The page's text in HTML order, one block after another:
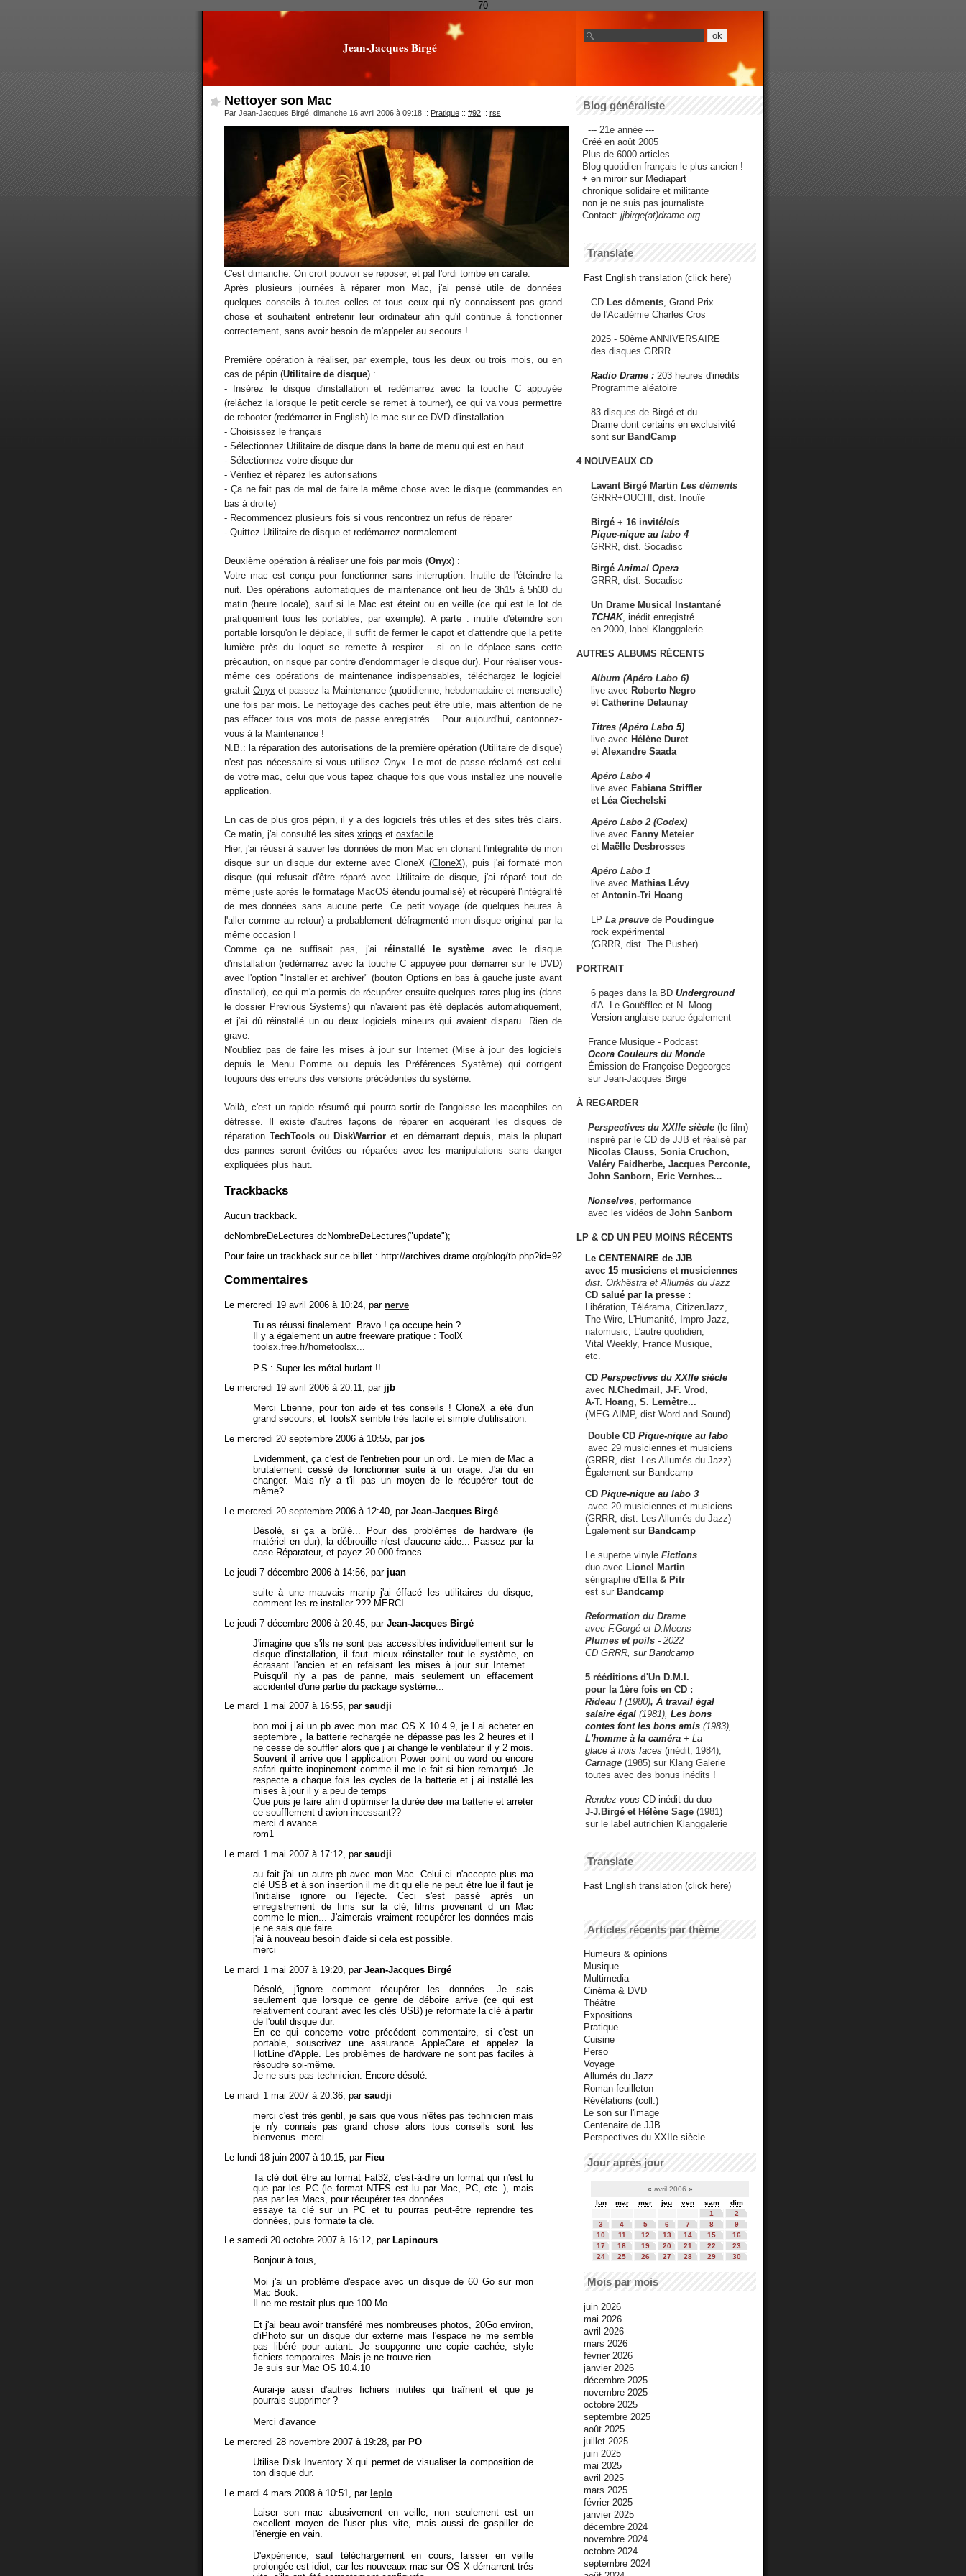
70
Jean-Jacques Birgé
Nettoyer son Mac
Par Jean-Jacques Birgé, dimanche 16 avril 2006 à 09:18 :: Pratique :: #92 :: rss
C'est dimanche. On croit pouvoir se reposer, et paf l'ordi tombe en carafe.
Après plusieurs journées à réparer mon Mac, j'ai pensé utile de données
quelques conseils à toutes celles et tous ceux qui n'y connaissent pas grand
chose et souhaitent entretenir leur ordinateur afin qu'il continue à fonctionner
correctement, sans avoir besoin de m'appeler au secours !
Première opération à réaliser, par exemple, tous les deux ou trois mois, ou en
cas de pépin (Utilitaire de disque) :
- Insérez le disque d'installation et redémarrez avec la touche C appuyée
(relâchez la lorsque le petit cercle se remet à tourner), ce qui va vous permettre
de rebooter (redémarrer in English) le mac sur ce DVD d'installation
- Choisissez le français
- Sélectionnez Utilitaire de disque dans la barre de menu qui est en haut
- Sélectionnez votre disque dur
- Vérifiez et réparez les autorisations
- Ça ne fait pas de mal de faire la même chose avec le disque (commandes en
bas à droite)
- Recommencez plusieurs fois si vous rencontrez un refus de réparer
- Quittez Utilitaire de disque et redémarrez normalement
Deuxième opération à réaliser une fois par mois (Onyx) :
Votre mac est conçu pour fonctionner sans interruption. Inutile de l'éteindre la
nuit. Des opérations automatiques de maintenance ont lieu de 3h15 à 5h30 du
matin (heure locale), sauf si le Mac est éteint ou en veille (ce qui est le lot de
pratiquement tous les portables, par exemple). A parte : inutile d'éteindre son
portable lorsqu'on le déplace, il suffit de fermer le capot et d'attendre que la petite
lumière près du loquet se remette à respirer - si on le déplace sans cette
précaution, on risque par contre d'endommager le disque dur). Pour réaliser vous-
même ces opérations de maintenance indispensables, téléchargez le logiciel
gratuitOnyx et passez la Maintenance (quotidienne, hebdomadaire et mensuelle)
une fois par mois. Le nettoyage des caches peut être utile, mais attention de ne
pas effacer tous vos mots de passe enregistrés... Pour aujourd'hui, cantonnez-
vous à la Maintenance !
N.B.: la réparation des autorisations de la première opération (Utilitaire de disque)
n'est pas nécessaire si vous utilisez Onyx. Le mot de passe réclamé est celui
de votre mac, celui que vous tapez chaque fois que vous installez une nouvelle
application.
En cas de plus gros pépin, il y a des logiciels très utiles et des sites très clairs.
Ce matin, j'ai consulté les sites xrings et osxfacile
Hier, j'ai réussi à sauver les données de mon Mac en clonant l'intégralité de mon
disque sur un disque dur externe avec CloneX (CloneX), puis j'ai formaté mon
disque (qui refusait d'être réparé avec Utilitaire de disque, j'ai réparé tout de
même juste après le formatage MacOS étendu journalisé) et récupéré l'intégralité
de mes données sans aucune perte. Ce petit voyage (de quelques heures à
l'aller comme au retour) a probablement défragmenté mon disque original par la
même occasion !
Comme ça ne suffisait pas, j'airéinstallé le système avec le disque
d'installation (redémarrez avec la touche C appuyée pour démarrer sur le DVD)
avec l'option "Installer et archiver" (bouton Options en bas à gauche juste avant
d'installer), ce qui m'a permis de récupérer ensuite quelques rares plug-ins (dans
le dossier Previous Systems) qui n'avaient pas été déplacés automatiquement,
et j'ai dû réinstallé un ou deux logiciels mineurs qui avaient disparu. Rien de
grave.
N'oubliez pas de faire les mises à jour sur Internet (Mise à jour des logiciels
depuis le Menu Pomme ou depuis les Préférences Système) qui corrigent
toujours des erreurs des versions précédentes du système.
Voilà, c'est un rapide résumé qui pourra sortir de l'angoisse les macophiles en
détresse. Il existe d'autres façons de réparer en acquérant les disques de
réparationTechTools ou DiskWarrior et en démarrant depuis, mais la plupart
des pannes seront évitées ou réparées avec les manipulations sans danger
expliquées plus haut.
Trackbacks
Aucun trackback.
dcNombreDeLectures dcNombreDeLectures("update");
Pour faire un trackback sur ce billet : http://archives.drame.org/blog/tb.php?id=92
Commentaires
Le mercredi 19 avril 2006 à 10:24, par nerve
Tu as réussi finalement. Bravo ! ça occupe hein ?
Il y a également un autre freeware pratique : ToolX
toolsx.free.fr/hometoolsx...
P.S : Super les métal hurlant !!
Le mercredi 19 avril 2006 à 20:11, par jjb
Merci Etienne, pour ton aide et tes conseils ! CloneX a été d'un
grand secours, et ToolsX semble très facile et simple d'utilisation.
Le mercredi 20 septembre 2006 à 10:55, par jos
Evidemment, ça c'est de l'entretien pour un ordi. Le mien de Mac a
brutalement cessé de fonctionner suite à un orage. J'ai du en
changer. Mais n'y a t'il pas un moyen de le récupérer tout de
même?
Le mercredi 20 septembre 2006 à 12:40, par Jean-Jacques Birgé
Désolé, si ça a brûlé... Pour des problèmes de hardware (le
matériel en dur), la débrouille n'est d'aucune aide... Passez par la
case Réparateur, et payez 20 000 francs...
Le jeudi 7 décembre 2006 à 14:56, par juan
suite à une mauvais manip j'ai éffacé les utilitaires du disque,
comment les re-installer ??? MERCI
Le jeudi 7 décembre 2006 à 20:45, par Jean-Jacques Birgé
J'imagine que s'ils ne sont pas accessibles individuellement sur le
disque d'installation, il faut mieux réinstaller tout le système, en
écrasant l'ancien et en refaisant les mises à jour sur Internet...
Puisqu'il n'y a pas de panne, mais seulement un effacement
accidentel d'une partie du package système...
Le mardi 1 mai 2007 à 16:55, par saudji
bon moi j ai un pb avec mon mac OS X 10.4.9, je l ai acheter en
septembre , la batterie rechargée ne dépasse pas les 2 heures et il
ne cesse de souffler alors que j ai changé le ventilateur il y 2 mois.
Souvent il arrive que l application Power point ou word ou encore
safari quitte inopinement comme il me le fait si bien remarqué. Je
respecte a chaque fois les cycles de la batterie et j ai installé les
mises à jour il y a peu de temps
Que puis je faire afin d optimiser la durée dee ma batterie et arreter
ce soufflement d avion incessant??
merci d avance
rom1
Le mardi 1 mai 2007 à 17:12, par saudji
au fait j'ai un autre pb avec mon Mac. Celui ci n'accepte plus ma
clé USB et à son insertion il me dit qu elle ne peut être lue il faut je
l'initialise ignore ou l'éjecte. Ceci s'est passé après un
enregistrement de fims sur la clé, films provenant d un Mac
comme le mien... J'aimerais vraiment recupérer les données mais
je ne sais que faire.
j'ai à nouveau besoin d'aide si cela est possible.
merci
Le mardi 1 mai 2007 à 19:20, par Jean-Jacques Birgé
Désolé, j'ignore comment récupérer les données. Je sais
seulement que lorsque ce genre de déboire arrive (ce qui est
relativement courant avec les clés USB) je reformate la clé à partir
de l'outil disque dur.
En ce qui concerne votre précédent commentaire, si c'est un
portable, souscrivez une assurance AppleCare et appelez la
HotLine d'Apple. Les problèmes de hardware ne sont pas faciles à
résoudre soi-même.
Je ne suis pas technicien. Encore désolé.
Le mardi 1 mai 2007 à 20:36, par saudji
merci c'est très gentil, je sais que vous n'êtes pas technicien mais
je n'y connais pas grand chose alors tous conseils sont les
bienvenus. merci
Le lundi 18 juin 2007 à 10:15, par Fieu
Ta clé doit être au format Fat32, c'est-à-dire un format qui n'est lu
que par les PC (le format NTFS est lu par Mac, PC, etc..), mais
pas par les Macs, pour récupérer tes données
essaye ta clé sur un PC et tu pourras peut-être reprendre tes
données, puis formate ta clé.
Le samedi 20 octobre 2007 à 16:12, par Lapinours
Bonjour à tous,
Moi j'ai un problème d'espace avec un disque de 60 Go sur mon
Mac Book.
Il ne me restait plus que 100 Mo
Et j'ai beau avoir transféré mes nombreuses photos, 20Go environ,
d'iPhoto sur un disque dur externe mais l'espace ne me semble
pas libéré pour autant. Je soupçonne une copie cachée, style
fichiers temporaires. Mais je ne trouve rien.
Je suis sur Mac OS 10.4.10
Aurai-je aussi d'autres fichiers inutiles qui traînent et que je
pourrais supprimer ?
Merci d'avance
Le mercredi 28 novembre 2007 à 19:28, par PO
Utilise Disk Inventory X qui permet de visualiser la composition de
ton disque dur.
Le mardi 4 mars 2008 à 10:51, par leplo
Laiser son mac abusivement en veille, non seulement est un
excellent moyen de l'user plus vite, mais aussi de gaspiller de
l'énergie en vain.
D'expérience, sauf téléchargement en cours, laisser en veille
prolongée est idiot, car les nouveaux mac sur OS X démarrent trés
Blog généraliste
--- 21e année ---
Créé en août 2005
Plus de 6000 articles
Blog quotidien français le plus ancien !
+ en miroir sur Mediapart
chronique solidaire et militante
non je ne suis pas journaliste
Contact: jjbirge(at)drame.org
Translate
Fast English translation (click here)
CD Les déments , Grand Prix
de l'Académie Charles Cros
2025 - 50ème ANNIVERSAIRE
des disques GRRR
Radio Drame : 203 heures d'inédits
Programme aléatoire
83 disques de Birgé et du
Drame dont certains en exclusivité
sont sur BandCamp
4 NOUVEAUX CD
Lavant Birgé Martin Les déments
GRRR+OUCH!, dist. Inouïe
Birgé + 16 invité/e/s
Pique-nique au labo 4
GRRR, dist. Socadisc
Birgé Animal Opera
GRRR, dist. Socadisc
Un Drame Musical Instantané
TCHAK, inédit enregistré
en 2000, label Klanggalerie
AUTRES ALBUMS RÉCENTS
Album (Apéro Labo 6)
live avec Roberto Negro
et Catherine Delaunay
Titres (Apéro Labo 5)
live avec Hélène Duret
et Alexandre Saada
Apéro Labo 4
live avec Fabiana Striffler
et Léa Ciechelski
Apéro Labo 2 (Codex)
live avec Fanny Meteier
et Maëlle Desbrosses
Apéro Labo 1
live avec Mathias Lévy
et Antonin-Tri Hoang
LP La preuve de Poudingue
rock expérimental
(GRRR, dist. The Pusher)
PORTRAIT
6 pages dans la BD Underground
d'A. Le Gouëfflec et N. Moog
Version anglaise parue également
France Musique - Podcast
Ocora Couleurs du Monde
Émission de Françoise Degeorges
sur Jean-Jacques Birgé
À REGARDER
Perspectives du XXIIe siècle (le film)
inspiré par le CD de JJB et réalisé par
Nicolas Clauss, Sonia Cruchon,
Valéry Faidherbe, Jacques Perconte,
John Sanborn, Eric Vernhes...
Nonselves , performance
avec les vidéos de John Sanborn
LP & CD UN PEU MOINS RÉCENTS
Le CENTENAIRE de JJB
avec 15 musiciens et musiciennes
dist. Orkhêstra et Allumés du Jazz
CD salué par la presse :
Libération, Télérama, CitizenJazz,
The Wire, L'Humanité, Impro Jazz,
natomusic, L'autre quotidien,
Vital Weekly, France Musique,
etc.
CD Perspectives du XXIIe siècle
avec N.Chedmail, J-F. Vrod,
A-T. Hoang, S. Lemêtre...
(MEG-AIMP, dist.Word and Sound)
Double CD Pique-nique au labo
avec 29 musiciennes et musiciens
(GRRR, dist. Les Allumés du Jazz)
Également sur Bandcamp
CD Pique-nique au labo 3
avec 20 musiciennes et musiciens
(GRRR, dist. Les Allumés du Jazz)
Également sur Bandcamp
Le superbe vinyle Fictions
duo avec Lionel Martin
sérigraphie d'Ella & Pitr
est sur Bandcamp
Reformation du Drame
avec F.Gorgé et D.Meens
Plumes et poils - 2022
CD GRRR, sur Bandcamp
5 rééditions d'Un D.M.I.
pour la 1ère fois en CD :
Rideau ! (1980), À travail égal
salaire égal (1981), Les bons
contes font les bons amis (1983),
L'homme à la caméra + La
glace à trois faces (inédit, 1984),
Carnage (1985) sur Klang Galerie
toutes avec des bonus inédits !
Rendez-vous CD inédit du duo
J-J.Birgé et Hélène Sage (1981)
sur le label autrichien Klanggalerie
Translate
Fast English translation (click here)
Articles récents par thème
Humeurs & opinions
Musique
Multimedia
Cinéma & DVD
Théâtre
Expositions
Pratique
Cuisine
Perso
Voyage
Allumés du Jazz
Roman-feuilleton
Révélations (coll.)
Le son sur l'image
Centenaire de JJB
Perspectives du XXIIe siècle
Jour après jour
« avril 2006 »
lun
mar mer jeu ven sam
dim
1
2
3
4 5 6 7 8
9
10
11 12 13 14 15
16
17
18 19 20 21 22
23
24
25 26 27 28 29 30
Mois par mois
juin 2026
mai 2026
avril 2026
mars 2026
février 2026
janvier 2026
décembre 2025
novembre 2025
octobre 2025
septembre 2025
août 2025
juillet 2025
juin 2025
mai 2025
avril 2025
mars 2025
février 2025
janvier 2025
décembre 2024
novembre 2024
octobre 2024
septembre 2024